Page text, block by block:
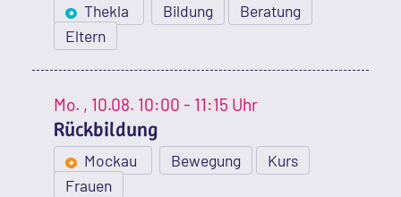
Thekla Bildung
Beratung
Eltern
Mo. , 10.08. 10:00 - 11:15 Uhr
Rückbildung
Mockau Bewegung
Kurs
Frauen